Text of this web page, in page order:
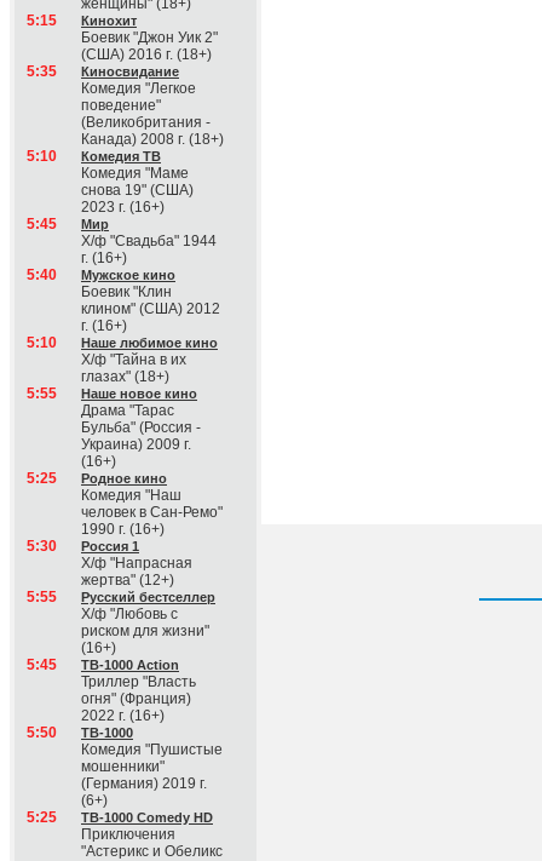
женщины" (18+)
5:15
Кинохит
Боевик "Джон Уик 2"
(США) 2016 г. (18+)
5:35
Киносвидание
Комедия "Легкое
поведение"
(Великобритания -
Канада) 2008 г. (18+)
5:10
Комедия ТВ
Комедия "Маме
снова 19" (США)
2023 г. (16+)
5:45
Мир
Х/ф "Свадьба" 1944
г. (16+)
5:40
Мужское кино
Боевик "Клин
клином" (США) 2012
г. (16+)
5:10
Наше любимое кино
Х/ф "Тайна в их
глазах" (18+)
5:55
Наше новое кино
Драма "Тарас
Бульба" (Россия -
Украина) 2009 г.
(16+)
5:25
Родное кино
Комедия "Наш
человек в Сан-Ремо"
1990 г. (16+)
5:30
Россия 1
Х/ф "Напрасная
жертва" (12+)
5:55
Русский бестселлер
Х/ф "Любовь с
риском для жизни"
(16+)
5:45
ТВ-1000 Action
Триллер "Власть
огня" (Франция)
2022 г. (16+)
5:50
ТВ-1000
Комедия "Пушистые
мошенники"
(Германия) 2019 г.
(6+)
5:25
ТВ-1000 Comedy HD
Приключения
"Астерикс и Обеликс